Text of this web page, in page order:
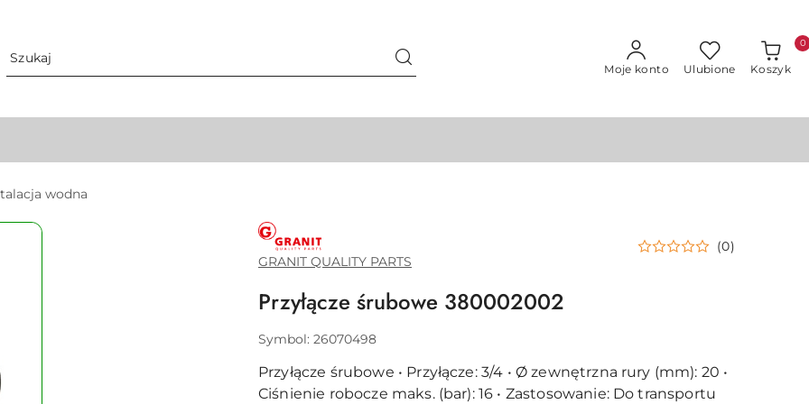
Moje konto Ulubione Koszyk
0
wodna
GRANIT
QUALITY
PARTS
GRANIT QUALITY PARTS
(0)
Przyłącze śrubowe 380002002
Symbol: 26070498
Przyłącze śrubowe • Przyłącze: 3/4 • Ø zewnętrzna rury (mm): 20 •
Ciśnienie robocze maks. (bar): 16 • Zastosowanie: Do transportu